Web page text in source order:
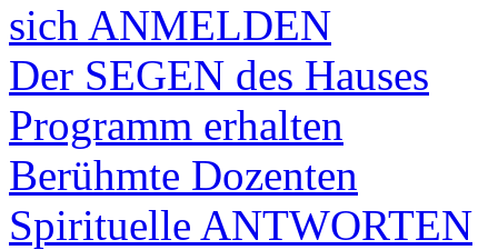
sich ANMELDEN
Der SEGEN des Hauses
Programm erhalten
Berühmte Dozenten
Spirituelle ANTWORTEN